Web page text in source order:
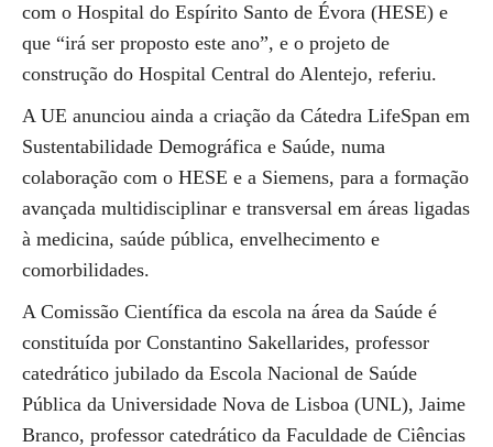
com o Hospital do Espírito Santo de Évora (HESE) e
que “irá ser proposto este ano”, e o projeto de
construção do Hospital Central do Alentejo, referiu.
A UE anunciou ainda a criação da Cátedra LifeSpan em
Sustentabilidade Demográfica e Saúde, numa
colaboração com o HESE e a Siemens, para a formação
avançada multidisciplinar e transversal em áreas ligadas
à medicina, saúde pública, envelhecimento e
comorbilidades.
A Comissão Científica da escola na área da Saúde é
constituída por Constantino Sakellarides, professor
catedrático jubilado da Escola Nacional de Saúde
Pública da Universidade Nova de Lisboa (UNL), Jaime
Branco, professor catedrático da Faculdade de Ciências